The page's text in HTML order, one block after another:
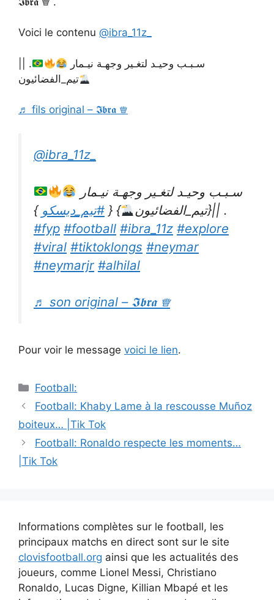
Voici le contenu @ibra_11z_
سـبـب وحيـد لتغـير وجهـة نيـمار
. ||
تيم_الفضائيون
♬ fils original – 𝕴𝖇𝖗𝖆 ♕︎
@ibra_11z_
سـبـب وحيـد لتغـير وجهـة نيـمار
. ||{تيم_الفضائيون
} { #تیم_دیسکو }
#fyp #football #ibra_11z #explore
#viral #tiktoklongs #neymar
#neymarjr #alhilal
♬ son original – 𝕴𝖇𝖗𝖆 ♕︎
Pour voir le message voici le lien.
Catégories
Football:
Navigation
des
Football: Khaby Lame à la rescousse Muñoz
boiteux… |Tik Tok
Football: Ronaldo respecte les moments…
|Tik Tok
Informations complètes sur le football, les
principaux matchs en direct sont sur le site
clovisfootball.org ainsi que les actualités des
joueurs, comme Lionel Messi, Christiano
Ronaldo, Lucas Digne, Killian Mbapé et les